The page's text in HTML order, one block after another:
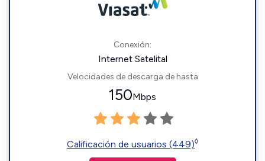
Conexión:
Internet Satelital
Velocidades de descarga de hasta
150Mbps
Calificación de usuarios (449)◊